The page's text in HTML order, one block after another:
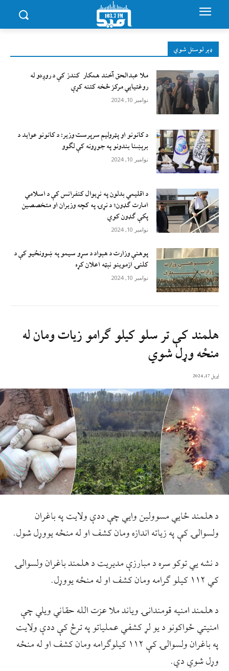
ډېر لوستل شوي
ملا عبدالحق آخند همکار کندز کې د روږدو له
روغتیایي مرکز څخه کتنه کړې
نوامبر 10, 2024
د کانونو او پټرولیم سرپرست وزیر: د کانونو عواید د
برېښنا بندونو په جوړونه کې لګوو
نوامبر 10, 2024
د اقليمي بدلون په نړيوال کنفرانس کې د اسلامي
امارت ګډون؛ د نړۍ په کچه وزيران او متخصصين
پکې ګډون کوي
نوامبر 10, 2024
پوهنې وزارت د هېواد د سړو سيمو په ښوونځيو کې د
کلنۍ ازموينو نېټه اعلان کړه
نوامبر 10, 2024
هلمند کې تر سلو کیلو ګرامو زیات ومان له
منځه وړل شوي
اپریل 17, 2024
د هلمند ځایي مسوولین وایي چې ددې ولایت په باغران
ولسوالۍ کې په زیاته اندازه ومان کشف او له منځه یووړل شول.
د نشه يي توکو سره د مبارزې مدیریت د هلمند باغران ولسوالۍ
کي ۱۱۲ کيلو ګرامه ومان کشف او له منځه یووړل.
د هلمند امنيه قومندانۍ وياند ملا عزت الله حقاني ویلي چې
امنیتي ځواکونو د يو لړ کشفي عملیاتو په ترڅ کې ددې ولایت
په باغران ولسوالۍ کې ۱۱۲ کیلوګرامه ومان کشف او له منځه
وړل شوي دي.